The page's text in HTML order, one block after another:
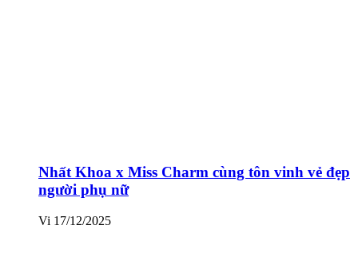
Nhất Khoa x Miss Charm cùng tôn vinh vẻ đẹp
người phụ nữ
Vi 17/12/2025